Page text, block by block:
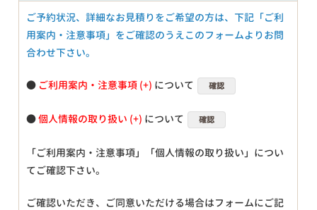
ご予約状況、詳細なお見積りをご希望の方は、下記「ご利
用案内・注意事項」をご確認のうえこのフォームよりお問
合わせ下さい。
● ご利用案内・注意事項 について 確認
●個人情報の取り扱い について 確認
「ご利用案内・注意事項」「個人情報の取り扱い」につい
てご確認下さい。
ご確認いただき、ご同意いただける場合はフォームにご記